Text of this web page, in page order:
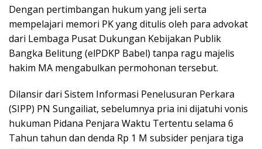
Dengan pertimbangan hukum yang jeli serta
mempelajari memori PK yang ditulis oleh para advokat
dari Lembaga Pusat Dukungan Kebijakan Publik
Bangka Belitung (elPDKP Babel) tanpa ragu majelis
hakim MA mengabulkan permohonan tersebut.
Dilansir dari Sistem Informasi Penelusuran Perkara
(SIPP) PN Sungailiat, sebelumnya pria ini dijatuhi vonis
hukuman Pidana Penjara Waktu Tertentu selama 6
Tahun tahun dan denda Rp 1 M subsider penjara tiga